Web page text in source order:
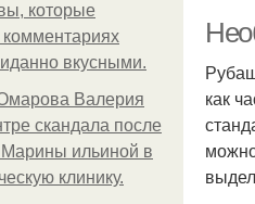
которые
комментариях
вкусными.
Валерия
скандала после
Марины ильиной в
клинику.
как